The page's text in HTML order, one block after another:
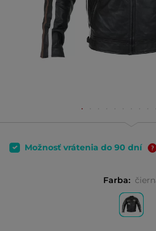
Možnosť vrátenia do 90 dní
Farba: